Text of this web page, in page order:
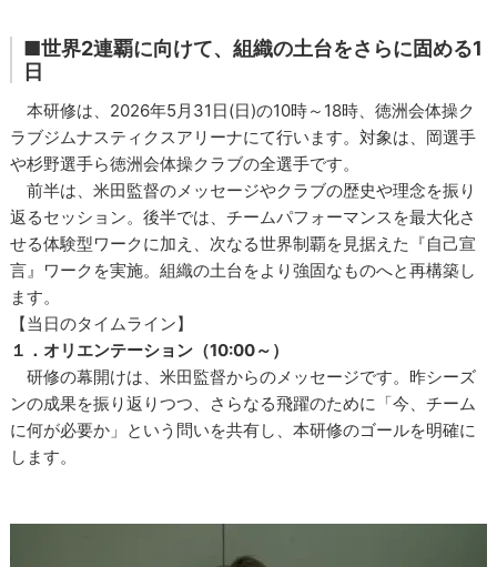
■世界2連覇に向けて、組織の土台をさらに固める1
日
本研修は、2026年5月31日(日)の10時～18時、徳洲会体操ク
ラブジムナスティクスアリーナにて行います。対象は、岡選手
や杉野選手ら徳洲会体操クラブの全選手です。
前半は、米田監督のメッセージやクラブの歴史や理念を振り
返るセッション。後半では、チームパフォーマンスを最大化さ
せる体験型ワークに加え、次なる世界制覇を見据えた『自己宣
言』ワークを実施。組織の土台をより強固なものへと再構築し
ます。
【当日のタイムライン】
１．オリエンテーション（10:00～）
研修の幕開けは、米田監督からのメッセージです。昨シーズ
ンの成果を振り返りつつ、さらなる飛躍のために「今、チーム
に何が必要か」という問いを共有し、本研修のゴールを明確に
します。